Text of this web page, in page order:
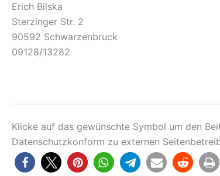
Erich Bilska
Sterzinger Str. 2
90592 Schwarzenbruck
09128/13282
Klicke auf das gewünschte Symbol um den
Datenschutzkonform zu externen